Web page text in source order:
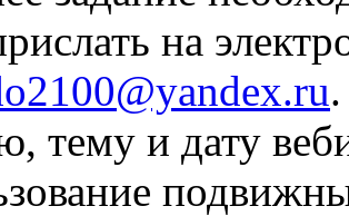
на
тему и дату